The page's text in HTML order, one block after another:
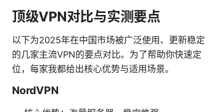
顶级VPN对比与实测要点
以下为2025年在中国市场被广泛使用、更新稳定
的几家主流VPN的要点对比。为了帮助你快速定
位，每家我都给出核心优势与适用场景。
NordVPN